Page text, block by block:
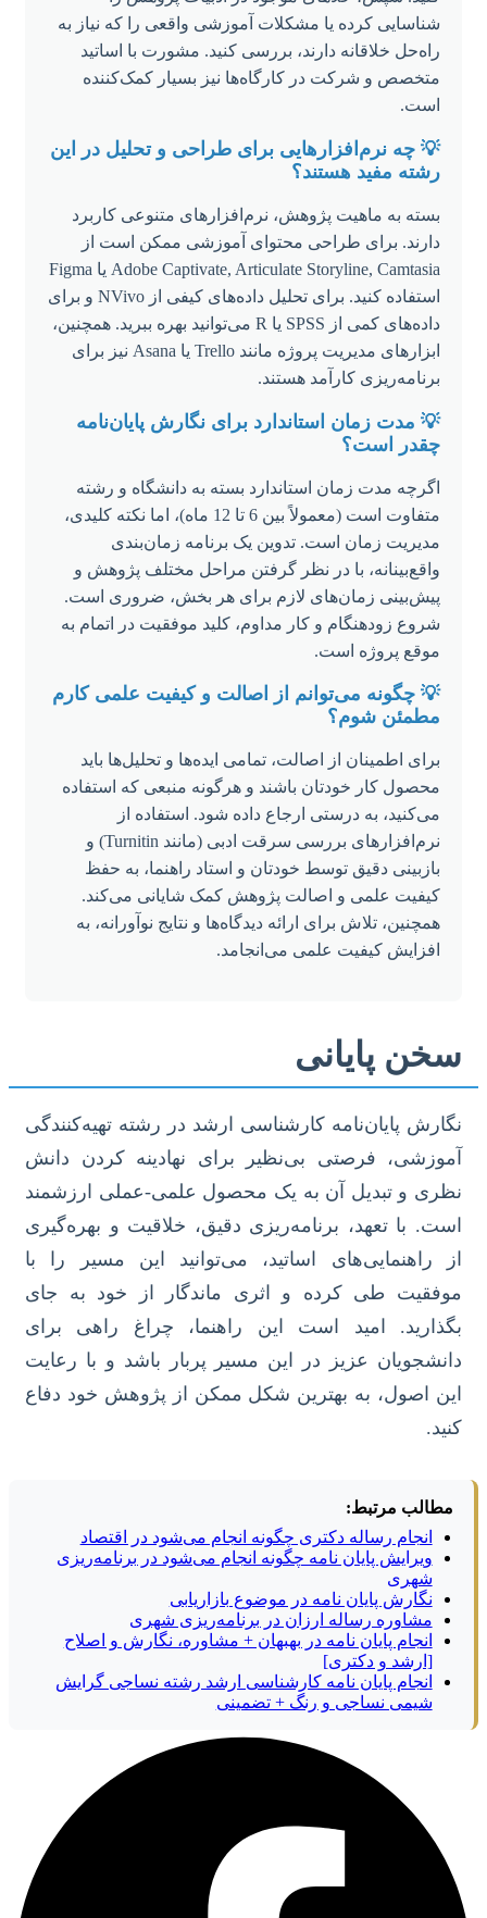
شناسایی کرده یا مشکلات آموزشی واقعی را که نیاز به
راه‌حل خلاقانه دارند، بررسی کنید. مشورت با اساتید
متخصص و شرکت در کارگاه‌ها نیز بسیار کمک‌کننده
است.
💡 چه نرم‌افزارهایی برای طراحی و تحلیل در این
رشته مفید هستند؟
بسته به ماهیت پژوهش، نرم‌افزارهای متنوعی کاربرد
دارند. برای طراحی محتوای آموزشی ممکن است از
Adobe Captivate, Articulate Storyline, Camtasia یا Figma
استفاده کنید. برای تحلیل داده‌های کیفی از NVivo و برای
داده‌های کمی از SPSS یا R می‌توانید بهره ببرید. همچنین،
ابزارهای مدیریت پروژه مانند Trello یا Asana نیز برای
برنامه‌ریزی کارآمد هستند.
💡 مدت زمان استاندارد برای نگارش پایان‌نامه
چقدر است؟
اگرچه مدت زمان استاندارد بسته به دانشگاه و رشته
متفاوت است (معمولاً بین 6 تا 12 ماه)، اما نکته کلیدی،
مدیریت زمان است. تدوین یک برنامه زمان‌بندی
واقع‌بینانه، با در نظر گرفتن مراحل مختلف پژوهش و
پیش‌بینی زمان‌های لازم برای هر بخش، ضروری است.
شروع زودهنگام و کار مداوم، کلید موفقیت در اتمام به
موقع پروژه است.
💡 چگونه می‌توانم از اصالت و کیفیت علمی کارم
مطمئن شوم؟
برای اطمینان از اصالت، تمامی ایده‌ها و تحلیل‌ها باید
محصول کار خودتان باشند و هرگونه منبعی که استفاده
می‌کنید، به درستی ارجاع داده شود. استفاده از
نرم‌افزارهای بررسی سرقت ادبی (مانند Turnitin) و
بازبینی دقیق توسط خودتان و استاد راهنما، به حفظ
کیفیت علمی و اصالت پژوهش کمک شایانی می‌کند.
همچنین، تلاش برای ارائه دیدگاه‌ها و نتایج نوآورانه، به
افزایش کیفیت علمی می‌انجامد.
سخن پایانی
نگارش پایان‌نامه کارشناسی ارشد در رشته تهیه‌کنندگی
آموزشی، فرصتی بی‌نظیر برای نهادینه کردن دانش
نظری و تبدیل آن به یک محصول علمی-عملی ارزشمند
است. با تعهد، برنامه‌ریزی دقیق، خلاقیت و بهره‌گیری
از راهنمایی‌های اساتید، می‌توانید این مسیر را با
موفقیت طی کرده و اثری ماندگار از خود به جای
بگذارید. امید است این راهنما، چراغ راهی برای
دانشجویان عزیز در این مسیر پربار باشد و با رعایت
این اصول، به بهترین شکل ممکن از پژوهش خود دفاع
کنید.
مطالب مرتبط:
انجام رساله دکتری چگونه انجام می‌شود در اقتصاد
ویرایش پایان نامه چگونه انجام می‌شود در برنامه‌ریزی
شهری
نگارش پایان نامه در موضوع بازاریابی
مشاوره رساله ارزان در برنامه‌ریزی شهری
انجام پایان نامه در بهبهان + مشاوره، نگارش و اصلاح
[ارشد و دکتری]
انجام پایان نامه کارشناسی ارشد رشته نساجی گرایش
شیمی نساجی و رنگ + تضمینی